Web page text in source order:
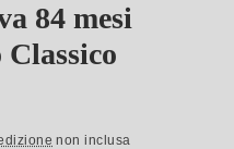
84 mesi
non inclusa